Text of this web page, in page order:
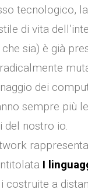
tecnologico,
di vita
sia) è già
dei
sempre più
del nostro io.
I
a